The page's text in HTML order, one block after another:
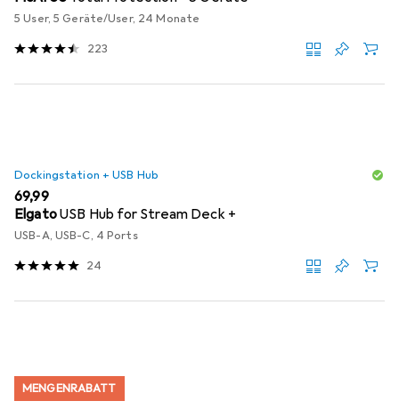
5 User, 5 Geräte/User, 24 Monate
223
Dockingstation + USB Hub
EUR
69,99
ElgatoUSB Hub for Stream Deck +
USB-A, USB-C, 4 Ports
24
MENGENRABATT